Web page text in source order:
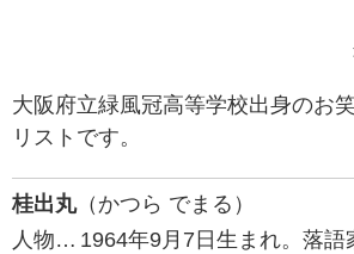
大阪府立緑風冠高等学校出身のお
リストです。
桂出丸（かつら でまる）
人物… 1964年9月7日生まれ。落語